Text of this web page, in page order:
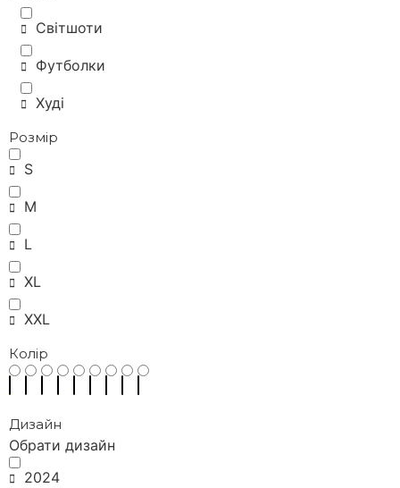
Світшоти
Футболки
Худі
Розмір
S
M
L
XL
XXL
Колір
Дизайн
Обрати дизайн
2024